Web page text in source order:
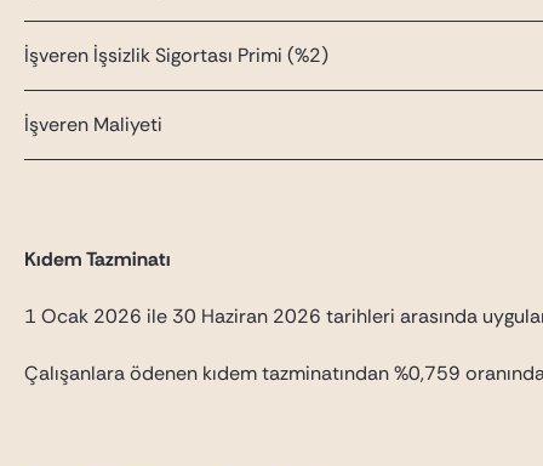
İşveren İşsizlik Sigortası Primi (%2)
İşveren Maliyeti
Kıdem Tazminatı
1 Ocak 2026 ile 30 Haziran 2026 tarihleri arasında
Çalışanlara ödenen kıdem tazminatından %0,759